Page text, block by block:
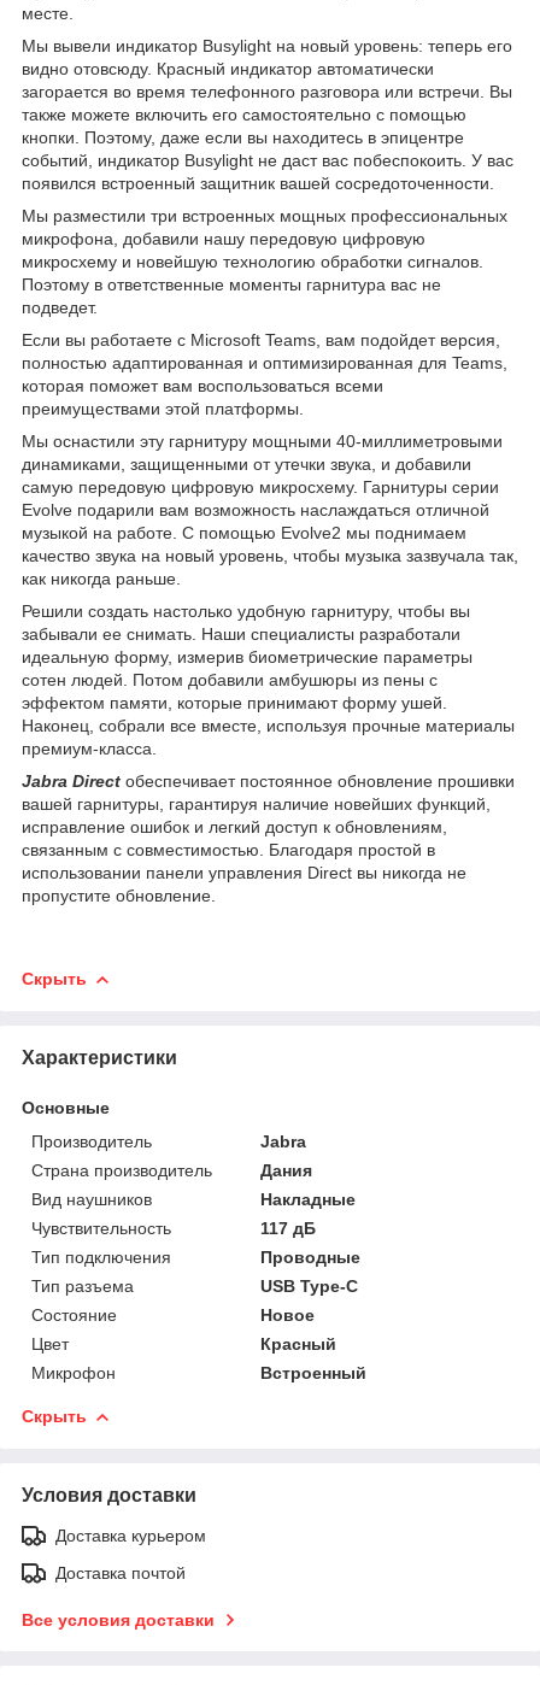
месте.
Мы вывели индикатор Busylight на новый уровень: теперь его
видно отовсюду. Красный индикатор автоматически
загорается во время телефонного разговора или встречи. Вы
также можете включить его самостоятельно с помощью
кнопки. Поэтому, даже если вы находитесь в эпицентре
событий, индикатор Busylight не даст вас побеспокоить. У вас
появился встроенный защитник вашей сосредоточенности.
Мы разместили три встроенных мощных профессиональных
микрофона, добавили нашу передовую цифровую
микросхему и новейшую технологию обработки сигналов.
Поэтому в ответственные моменты гарнитура вас не
подведет.
Если вы работаете с Microsoft Teams, вам подойдет версия,
полностью адаптированная и оптимизированная для Teams,
которая поможет вам воспользоваться всеми
преимуществами этой платформы.
Мы оснастили эту гарнитуру мощными 40-миллиметровыми
динамиками, защищенными от утечки звука, и добавили
самую передовую цифровую микросхему. Гарнитуры серии
Evolve подарили вам возможность наслаждаться отличной
музыкой на работе. С помощью Evolve2 мы поднимаем
качество звука на новый уровень, чтобы музыка зазвучала так,
как никогда раньше.
Решили создать настолько удобную гарнитуру, чтобы вы
забывали ее снимать. Наши специалисты разработали
идеальную форму, измерив биометрические параметры
сотен людей. Потом добавили амбушюры из пены с
эффектом памяти, которые принимают форму ушей.
Наконец, собрали все вместе, используя прочные материалы
премиум-класса.
Jabra Direct обеспечивает постоянное обновление прошивки
вашей гарнитуры, гарантируя наличие новейших функций,
исправление ошибок и легкий доступ к обновлениям,
связанным с совместимостью. Благодаря простой в
использовании панели управления Direct вы никогда не
пропустите обновление.
Скрыть
Характеристики
Основные
Производитель
Jabra
Страна производитель
Дания
Вид наушников
Накладные
Чувствительность
117 дБ
Тип подключения
Проводные
Тип разъема
USB Type-C
Состояние
Новое
Цвет
Красный
Микрофон
Встроенный
Скрыть
Условия доставки
Доставка курьером
Доставка почтой
Все условия доставки